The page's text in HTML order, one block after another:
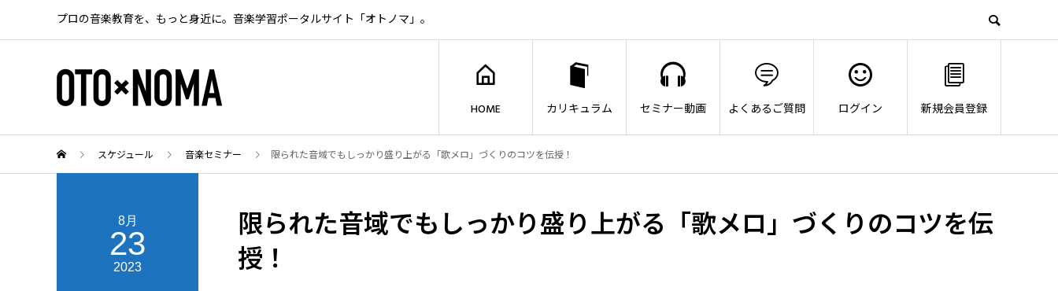
プロの音楽教育を、もっと身近に。音楽学習ポータルサイト「オトノマ」。
HOME カリキュラム セミナー動画 よくあるご質問 ログイン 新規会員登録
スケジュール 音楽セミナー 限られた音域でもしっかり盛り上がる「歌メロ」づくりのコツを伝授！
8月
23
2023
限られた音域でもしっかり盛り上がる「歌メロ」づくりのコツを伝
授！